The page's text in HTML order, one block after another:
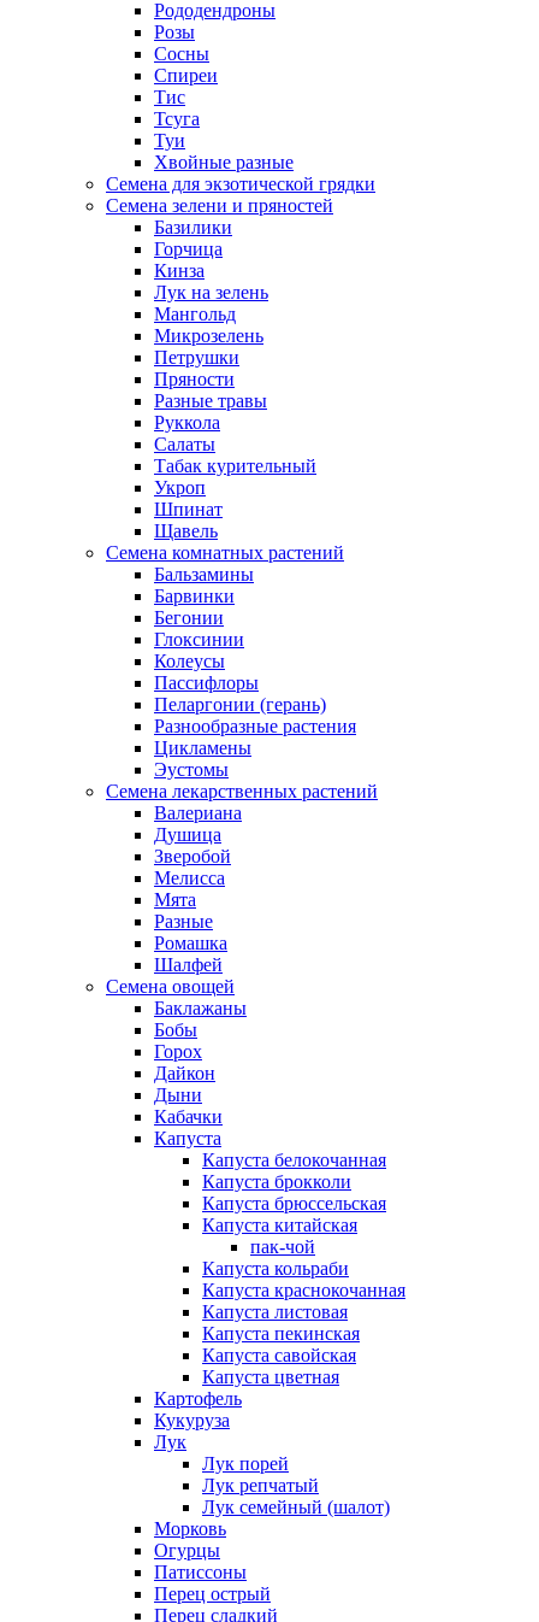
Рододендроны
Розы
Сосны
Спиреи
Тис
Тсуга
Туи
Хвойные разные
Семена для экзотической грядки
Семена зелени и пряностей
Базилики
Горчица
Кинза
Лук на зелень
Мангольд
Микрозелень
Петрушки
Пряности
Разные травы
Руккола
Салаты
Табак курительный
Укроп
Шпинат
Щавель
Семена комнатных растений
Бальзамины
Барвинки
Бегонии
Глоксинии
Колеусы
Пассифлоры
Пеларгонии (герань)
Разнообразные растения
Цикламены
Эустомы
Семена лекарственных растений
Валериана
Душица
Зверобой
Мелисса
Мята
Разные
Ромашка
Шалфей
Семена овощей
Баклажаны
Бобы
Горох
Дайкон
Дыни
Кабачки
Капуста
Капуста белокочанная
Капуста брокколи
Капуста брюссельская
Капуста китайская
пак-чой
Капуста кольраби
Капуста краснокочанная
Капуста листовая
Капуста пекинская
Капуста савойская
Капуста цветная
Картофель
Кукуруза
Лук
Лук порей
Лук репчатый
Лук семейный (шалот)
Морковь
Огурцы
Патиссоны
Перец острый
Перец сладкий